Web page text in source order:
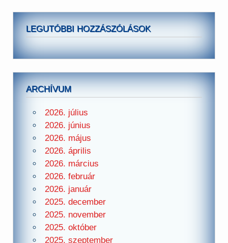
LEGUTÓBBI HOZZÁSZÓLÁSOK
ARCHÍVUM
2026. július
2026. június
2026. május
2026. április
2026. március
2026. február
2026. január
2025. december
2025. november
2025. október
2025. szeptember